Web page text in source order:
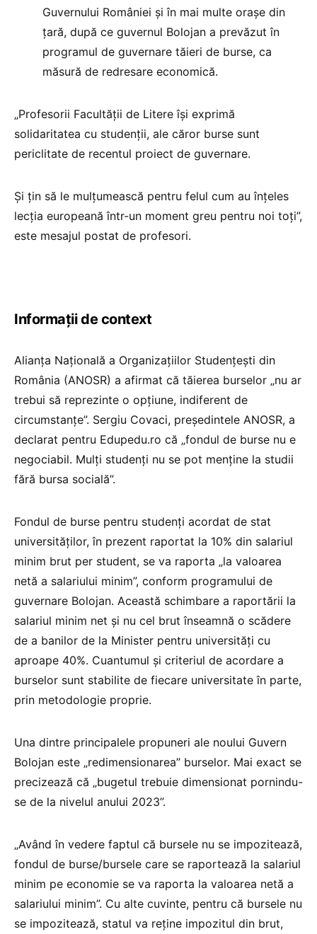
Guvernului României și în mai multe orașe din
țară, după ce guvernul Bolojan a prevăzut în
programul de guvernare tăieri de burse, ca
măsură de redresare economică.
„Profesorii Facultății de Litere își exprimă
solidaritatea cu studenții, ale căror burse sunt
periclitate de recentul proiect de guvernare.
Și țin să le mulțumească pentru felul cum au înțeles
lecția europeană într-un moment greu pentru noi toți”,
este mesajul postat de profesori.
Informații de context
Alianța Națională a Organizațiilor Studențești din
România (ANOSR) a afirmat că tăierea burselor „nu ar
trebui să reprezinte o opțiune, indiferent de
circumstanțe”. Sergiu Covaci, președintele ANOSR, a
declarat pentru Edupedu.ro că „fondul de burse nu e
negociabil. Mulți studenți nu se pot menține la studii
fără bursa socială”.
Fondul de burse pentru studenți acordat de stat
universităților, în prezent raportat la 10% din salariul
minim brut per student, se va raporta „la valoarea
netă a salariului minim”, conform programului de
guvernare Bolojan. Această schimbare a raportării la
salariul minim net și nu cel brut înseamnă o scădere
de a banilor de la Minister pentru universități cu
aproape 40%. Cuantumul și criteriul de acordare a
burselor sunt stabilite de fiecare universitate în parte,
prin metodologie proprie.
Una dintre principalele propuneri ale noului Guvern
Bolojan este „redimensionarea” burselor. Mai exact se
precizează că „bugetul trebuie dimensionat pornindu-
se de la nivelul anului 2023”.
„Având în vedere faptul că bursele nu se impozitează,
fondul de burse/bursele care se raportează la salariul
minim pe economie se va raporta la valoarea netă a
salariului minim”. Cu alte cuvinte, pentru că bursele nu
se impozitează, statul va reține impozitul din brut,